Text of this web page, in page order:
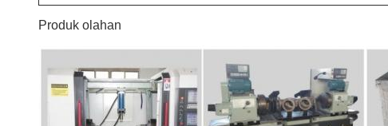
Produk olahan